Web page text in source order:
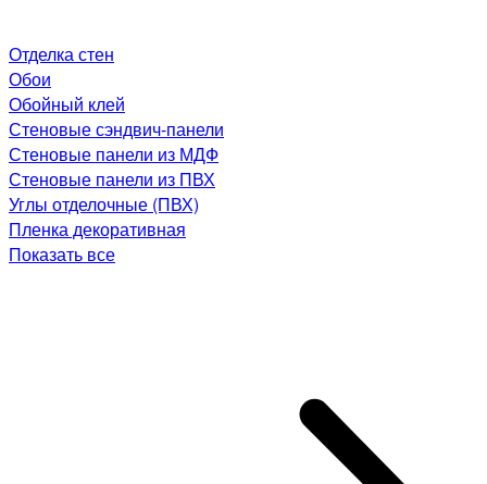
Отделка стен
Обои
Обойный клей
Стеновые сэндвич-панели
Стеновые панели из МДФ
Стеновые панели из ПВХ
Углы отделочные (ПВХ)
Пленка декоративная
Показать все